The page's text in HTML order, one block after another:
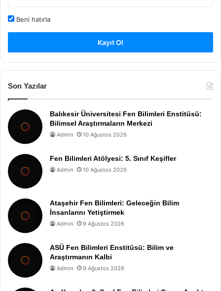
Beni hatırla
Kayıt Ol
Son Yazılar
Balıkesir Üniversitesi Fen Bilimleri Enstitüsü:
Bilimsel Araştırmaların Merkezi
Admin 10 Ağustos 2026
Fen Bilimleri Atölyesi: 5. Sınıf Keşifler
Admin 10 Ağustos 2026
Ataşehir Fen Bilimleri: Geleceğin Bilim
İnsanlarını Yetiştirmek
Admin 9 Ağustos 2026
ASÜ Fen Bilimleri Enstitüsü: Bilim ve
Araştırmanın Kalbi
Admin 9 Ağustos 2026